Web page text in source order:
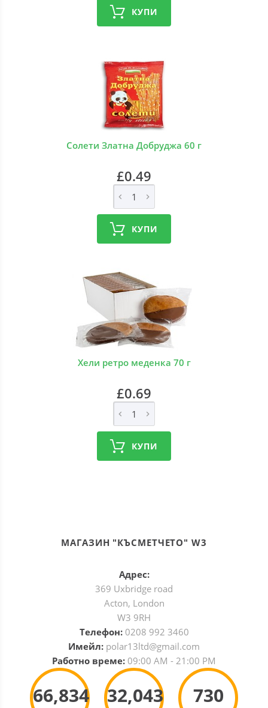
КУПИ
Солети Златна Добруджа 60 г
£0.49
КУПИ
Хели ретро меденка 70 г
£0.69
КУПИ
МАГАЗИН "КЪСМЕТЧЕТО" W3
Адрес:
369 Uxbridge road
Acton, London
W3 9RH
Телефон: 0208 992 3460
Имейл: polar13ltd@gmail.com
Работно време: 09:00 AM - 21:00 PM
66,834 32,043 730